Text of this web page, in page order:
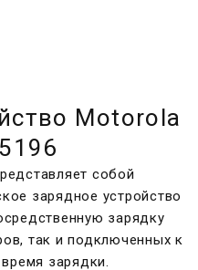
Motorola
собой
зарядное устройство
зарядку
так и подключенных к
зарядки.